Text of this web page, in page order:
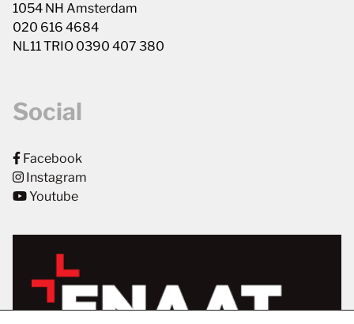
1054 NH Amsterdam
020 616 4684
NL11 TRIO 0390 407 380
Social
Facebook
Instagram
Youtube